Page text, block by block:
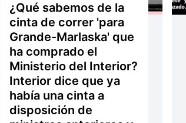
¿Qué sabemos de la
cinta de correr 'para
Grande-Marlaska' que
ha comprado el
Ministerio del Interior?
Interior dice que ya
había una cinta a
disposición de